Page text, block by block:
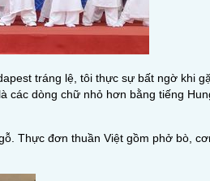
tráng lệ, tôi thực sự bất ngờ khi
dòng chữ nhỏ hơn bằng tiếng
Thực đơn thuần Việt gồm phở bò,